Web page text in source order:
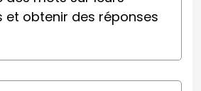
et obtenir des réponses